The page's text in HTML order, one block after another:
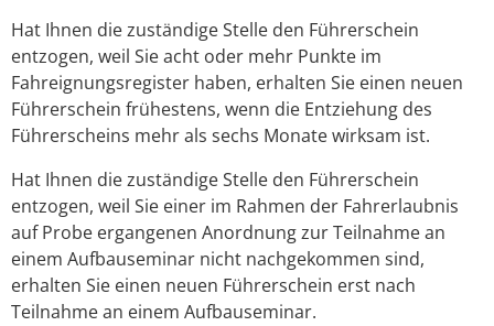
Hat Ihnen die zuständige Stelle den Führerschein
entzogen, weil Sie acht oder mehr Punkte im
Fahreignungsregister haben, erhalten Sie einen neuen
Führerschein frühestens, wenn die Entziehung des
Führerscheins mehr als sechs Monate wirksam ist.
Hat Ihnen die zuständige Stelle den Führerschein
entzogen, weil Sie einer im Rahmen der Fahrerlaubnis
auf Probe ergangenen Anordnung zur Teilnahme an
einem Aufbauseminar nicht nachgekommen sind,
erhalten Sie einen neuen Führerschein erst nach
Teilnahme an einem Aufbauseminar.